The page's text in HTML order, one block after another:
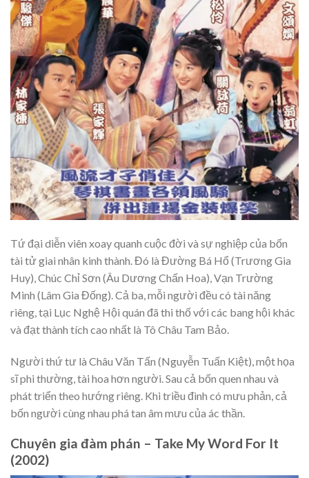
Tứ đại diễn viên xoay quanh cuộc đời và sự nghiệp của bốn
tài tử giai nhân kinh thành. Đó là Đường Bá Hổ (Trương Gia
Huy), Chúc Chỉ Sơn (Âu Dương Chấn Hoa), Vạn Trường
Minh (Lâm Gia Đống). Cả ba, mỗi người đều có tài năng
riêng, tại Lục Nghệ Hội quán đã thi thố với các bang hội khác
và đạt thành tích cao nhất là Tô Châu Tam Bảo.
Người thứ tư là Châu Văn Tấn (Nguyễn Tuấn Kiệt), một họa
sĩ phi thường, tài hoa hơn người. Sau cả bốn quen nhau và
phát triển theo hướng riêng. Khi triều đình có mưu phản, cả
bốn người cùng nhau phá tan âm mưu của ác thần.
Chuyên gia đàm phán – Take My Word For It
(2002)